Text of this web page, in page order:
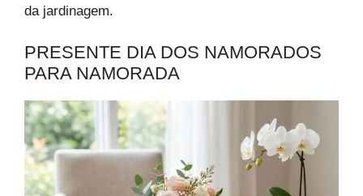
da jardinagem.
PRESENTE DIA DOS NAMORADOS
PARA NAMORADA